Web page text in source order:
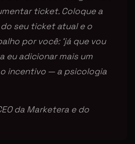
ticket. Coloque a
seu ticket atual e o
por você: ‘já que vou
eu adicionar mais um
o incentivo — a psicologia
da Marketera e do